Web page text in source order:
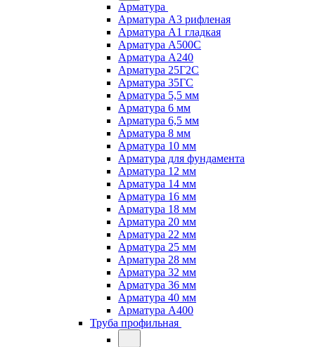
Арматура
Арматура А3 рифленая
Арматура А1 гладкая
Арматура А500С
Арматура А240
Арматура 25Г2С
Арматура 35ГС
Арматура 5,5 мм
Арматура 6 мм
Арматура 6,5 мм
Арматура 8 мм
Арматура 10 мм
Арматура для фундамента
Арматура 12 мм
Арматура 14 мм
Арматура 16 мм
Арматура 18 мм
Арматура 20 мм
Арматура 22 мм
Арматура 25 мм
Арматура 28 мм
Арматура 32 мм
Арматура 36 мм
Арматура 40 мм
Арматура А400
Труба профильная